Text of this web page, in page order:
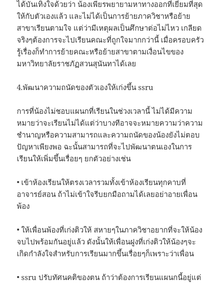
ได้บันเทิงใจด้วยว่า น้องเพียรพยายามหาทางออกที่เยี่ยมที่สุด
ให้กับตัวเองแล้ว และไม่ได้เป็นการย้ายภาควิชาหรือย้าย
สาขาเรียนตามใจ แต่ว่ามีเหตุผลเป็นศึกษาต่อไม่ไหว เกลียด
จริงๆต้องการจะไปเรียนคณะที่ถูกใจมากกว่านี้ เมื่อครอบครัว
รู้เรื่องก็ทำการย้ายคณะหรือย้ายสาขาตามเงื่อนไขของ
มหาวิทยาลัยราชภัฏสวนสุนันทาได้เลย
4.พัฒนาความถนัดของตัวเองให้เก่งขึ้น ssru
การที่น้องไม่ชอบแผนกที่เรียนในช่วงเวลานี้ ไม่ได้มีความ
หมายว่าจะเรียนไม่ได้แต่ว่าบางทีอาจจะหมายความว่าความ
ชำนาญหรือความสามารถและความถนัดของน้องยังไม่ตอบ
ปัญหาเพียงพอ ฉะนั้นสามารถที่จะไปพัฒนาตนเองในการ
เรียนให้เพิ่มขึ้นเรื่อยๆ ยกตัวอย่างเช่น
• เข้าห้องเรียนให้ตรงเวลารวมทั้งเข้าห้องเรียนทุกคาบที่
อาจารย์สอน ถ้าไม่เข้าใจรีบยกมือถามได้เลยอย่าอายเพื่อน
พ้อง
• ให้เพื่อนพ้องที่เก่งติวให้ สหายๆในภาควิชาอยากที่จะให้น้อง
จบไปพร้อมกันอยู่แล้ว ดังนั้นให้เพื่อนฝูงที่เก่งติวให้น้องๆจะ
เกิดกำลังใจสำหรับการเรียนมากขึ้นเรื่อยๆก็เพราะว่าเพื่อน
• ssru ปรับทัศนคติของตน ถ้าว่าต้องการเรียนแผนกนี้อยู่แต่